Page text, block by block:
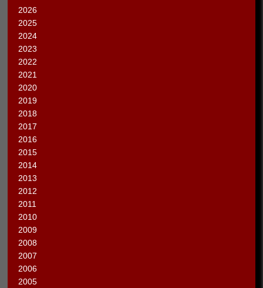
2026
2025
2024
2023
2022
2021
2020
2019
2018
2017
2016
2015
2014
2013
2012
2011
2010
2009
2008
2007
2006
2005